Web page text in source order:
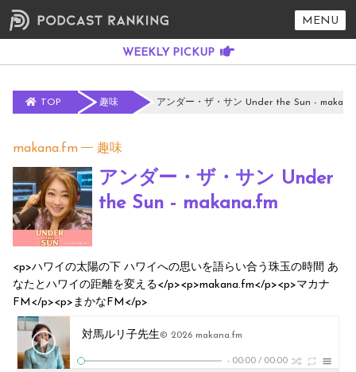
MENU
TOP 趣味 アンダー・ザ・サン Under the Sun -
makana.fm 趣味
アンダー・ザ・サン Under
the Sun - makana.fm
<p>ハワイの太陽の下 ハワイへの思いを語らい合う珠玉の時間 あ
なたとハワイの距離を変える</p><p>makana.fm</p><p>マカナ
FM</p><p>まかなFM</p>
対馬ルリ子先生© 2026 makana.fm
- 00:00 / 00:00